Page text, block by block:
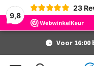
9,8
23
Voor